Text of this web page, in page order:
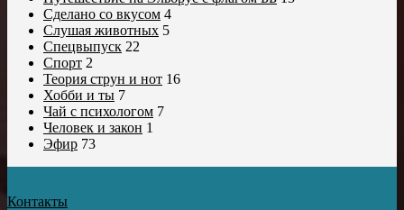
Сделано со вкусом 4
Слушая животных 5
Спецвыпуск 22
Спорт 2
Теория струн и нот 16
Хобби и ты 7
Чай с психологом 7
Человек и закон 1
Эфир 73
Контакты